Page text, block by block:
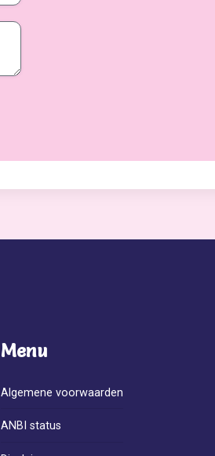
Menu
Algemene voorwaarden
ANBI status